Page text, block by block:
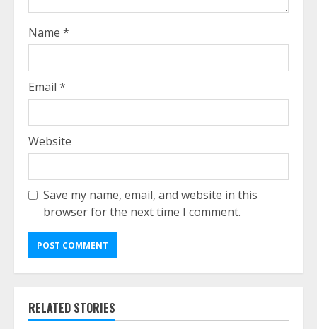
Name *
Email *
Website
Save my name, email, and website in this
browser for the next time I comment.
RELATED STORIES